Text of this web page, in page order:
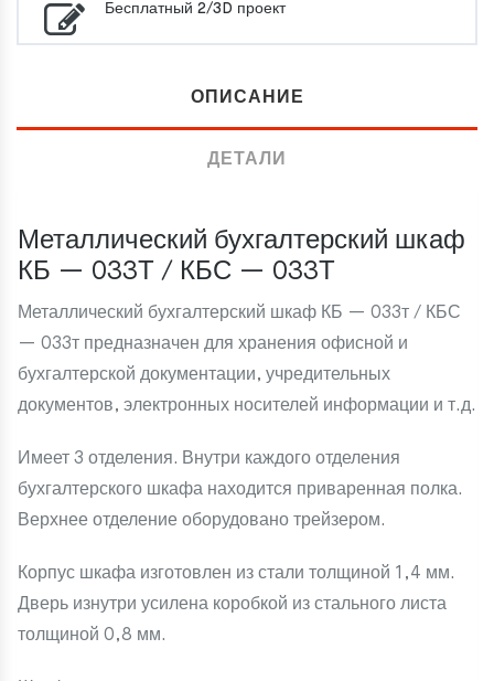
Бесплатный 2/3D проект
ОПИСАНИЕ
ДЕТАЛИ
Металлический бухгалтерский шкаф
КБ — 033Т / КБС — 033Т
Металлический бухгалтерский шкаф КБ — 033т / КБС
— 033т предназначен для хранения офисной и
бухгалтерской документации, учредительных
документов, электронных носителей информации и т.д.
Имеет 3 отделения. Внутри каждого отделения
бухгалтерского шкафа находится приваренная полка.
Верхнее отделение оборудовано трейзером.
Корпус шкафа изготовлен из стали толщиной 1,4 мм.
Дверь изнутри усилена коробкой из стального листа
толщиной 0,8 мм.